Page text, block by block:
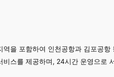
을 포함하여 인천공항과 김포공
스를 제공하며, 24시간 운영으로